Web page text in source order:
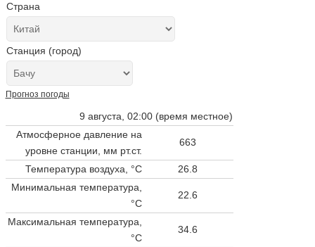
Страна
Станция (город)
Прогноз погоды
9 августа, 02:00 (время местное)
Атмосферное давление на
уровне станции, мм рт.ст.
663
Температура воздуха, °C
26.8
Минимальная температура,
°C
22.6
Максимальная температура,
°C
34.6